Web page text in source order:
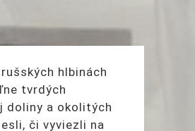
hlbinách
tvrdých
doliny a okolitých
či vyviezli na